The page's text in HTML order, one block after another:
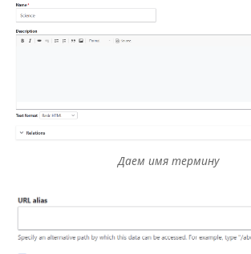
Даем имя термину